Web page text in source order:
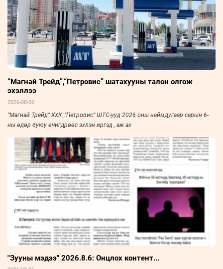
“Магнай Трейд”,“Петровис” шатахууны талон олгож
эхэллээ
2026-08-06
“Магнай Трейд” ХХК ,“Петровис” ШТС-ууд 2026 оны наймдугаар сарын 6-
ны өдөр буюу өчигдрөөс эхлэн иргэд , аж ах
"Зууны мэдээ" 2026.8.6: Онцлох контент...